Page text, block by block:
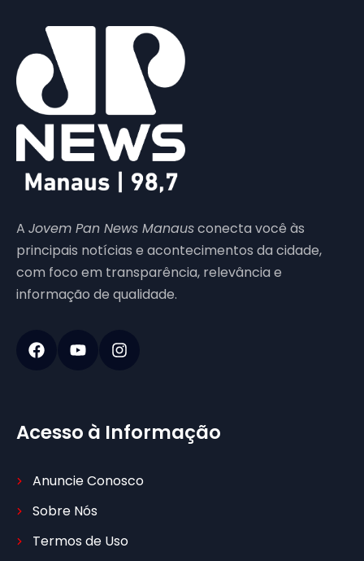
A Jovem Pan News Manausconecta você às
principais notícias e acontecimentos da cidade,
com foco em transparência, relevância e
informação de qualidade.
Acesso à Informação
Anuncie Conosco
Sobre Nós
Termos de Uso